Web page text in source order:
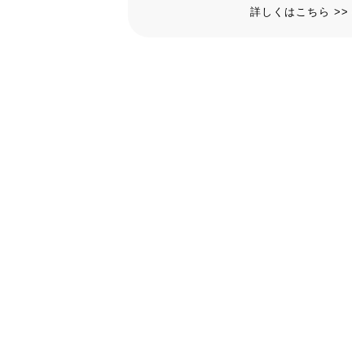
詳しくはこちら >>